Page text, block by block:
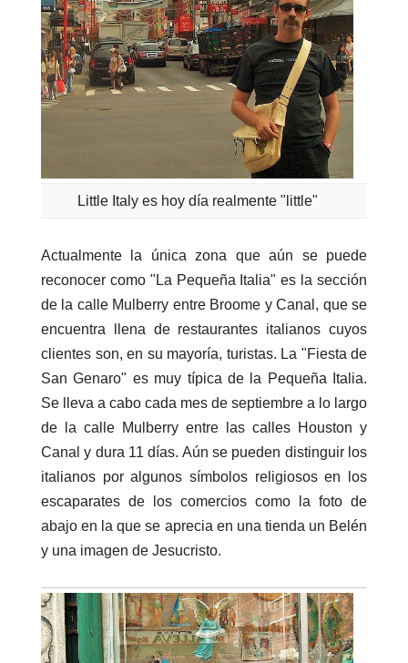
Little Italy es hoy día realmente "little"
Actualmente la única zona que aún se puede
reconocer como "La Pequeña Italia" es la sección
de la calle Mulberry entre Broome y Canal, que se
encuentra llena de restaurantes italianos cuyos
clientes son, en su mayoría, turistas. La "Fiesta de
San Genaro" es muy típica de la Pequeña Italia.
Se lleva a cabo cada mes de septiembre a lo largo
de la calle Mulberry entre las calles Houston y
Canal y dura 11 días. Aún se pueden distinguir los
italianos por algunos símbolos religiosos en los
escaparates de los comercios como la foto de
abajo en la que se aprecia en una tienda un Belén
y una imagen de Jesucristo.